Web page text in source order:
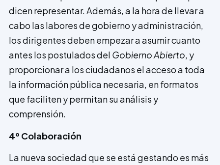
dicen representar. Además, a la hora de llevar a
cabo las labores de gobierno y administración,
los dirigentes deben empezar a asumir cuanto
antes los postulados del Gobierno Abierto, y
proporcionar a los ciudadanos el acceso a toda
la información pública necesaria, en formatos
que faciliten y permitan su análisis y
comprensión.
4º Colaboración
La nueva sociedad que se está ges­tando es más